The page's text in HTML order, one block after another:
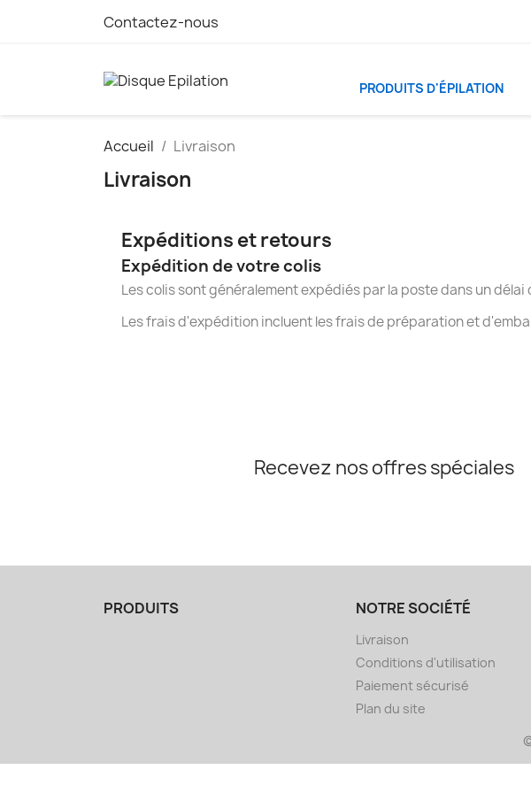
Contactez-nous
PRODUITS D'ÉPILATION
Accueil Livraison
Livraison
Expéditions et retours
Expédition de votre colis
Les colis sont généralement expédiés par la poste dans un
Les frais d'expédition incluent les frais de préparation et
Recevez nos offres spéciales
PRODUITS NOTRE SOCIÉTÉ
Livraison
Conditions d'utilisation
Paiement sécurisé
Plan du site